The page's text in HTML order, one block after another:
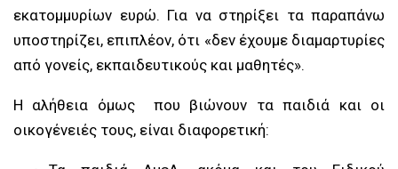
εκατομμυρίων ευρώ. Για να στηρίξει τα παραπάνω
υποστηρίζει, επιπλέον, ότι «δεν έχουμε διαμαρτυρίες
από γονείς, εκπαιδευτικούς και μαθητές».
Η αλήθεια όμως που βιώνουν τα παιδιά και οι
οικογένειές τους, είναι διαφορετική: